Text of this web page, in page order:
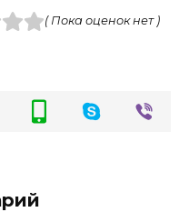
( Пока оценок нет )